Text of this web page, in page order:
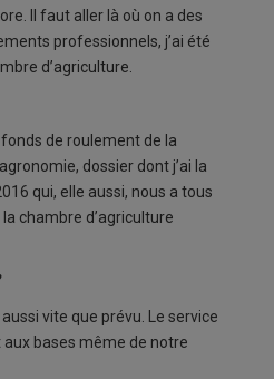
Il faut aller là où on a des
professionnels, j’ai été
d’agriculture.
de roulement de la
dossier dont j’ai la
qui, elle aussi, nous a tous
chambre d’agriculture
vite que prévu. Le service
bases même de notre